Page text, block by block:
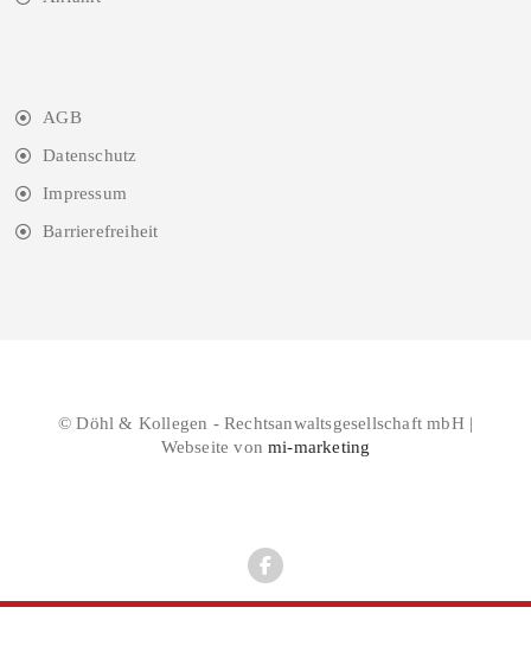
AGB
Datenschutz
Impressum
Barrierefreiheit
© Döhl & Kollegen - Rechtsanwaltsgesellschaft mbH |
Webseite vonmi-marketing